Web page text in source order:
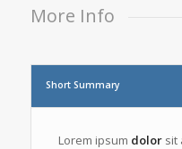
More Info
Short Summary
Lorem ipsum dolorsit